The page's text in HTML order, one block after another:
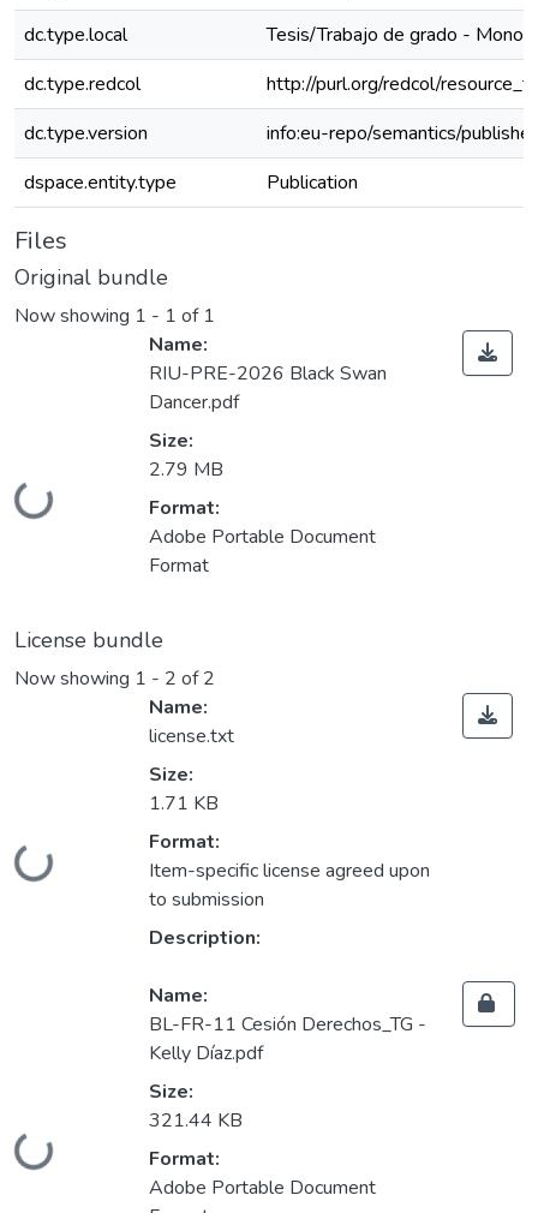
dc.type.local
Tesis/Trabajo de grado -
dc.type.redcol
http://purl.org/redcol/
dc.type.version
info:eu-repo/semantics/
dspace.entity.type
Publication
Files
Original bundle
Now showing 1 - 1 of 1
Loading...
Name:
RIU-PRE-2026 Black Swan
Dancer.pdf
Size:
2.79 MB
Format:
Adobe Portable Document
Format
License bundle
Now showing 1 - 2 of 2
Loading...
Name:
license.txt
Size:
1.71 KB
Format:
Item-specific license agreed upon
to submission
Description:
Loading...
Name:
BL-FR-11 Cesión Derechos_TG -
Kelly Díaz.pdf
Size:
321.44 KB
Format:
Adobe Portable Document